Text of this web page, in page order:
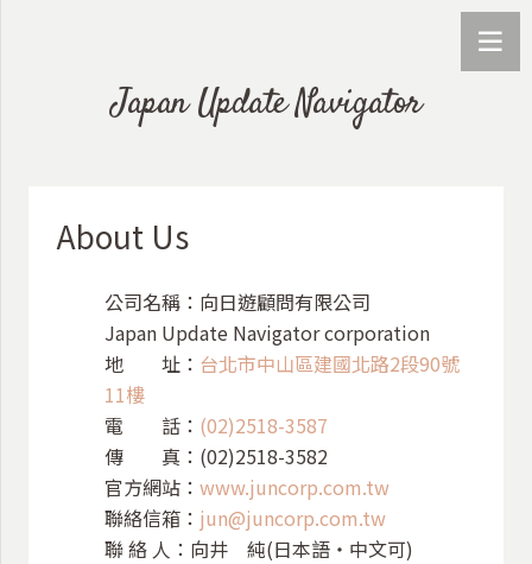
Japan Update Navigator
About Us
公司名稱：向日遊顧問有限公司
Japan Update Navigator corporation
地 址： 台北市中山區建國北路2段90號
11樓
電 話： (02)2518-3587
傳 真：(02)2518-3582
官方網站： www.juncorp.com.tw
聯絡信箱： jun@juncorp.com.tw
聯 絡 人：向井 純(日本語・中文可)